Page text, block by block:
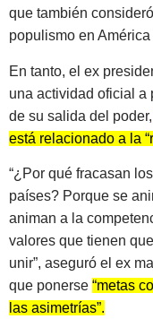
que también
populismo en América
En tanto, el ex
una actividad oficial a
de su salida del poder,
está relacionado a la
“¿Por qué fracasan
países? Porque se
animan a la
valores que tienen
unir”, aseguró el ex
que ponerse “metas
las asimetrías”.